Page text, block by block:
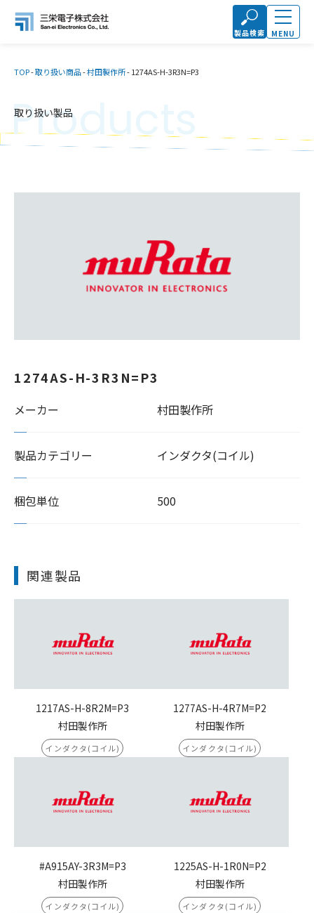
製品検索 MENU
TOP-取り扱い商品-村田製作所-1274AS-H-3R3N=P3
取り扱い製品
Products
1274AS-H-3R3N=P3
メーカー 村田製作所
製品カテゴリー インダクタ(コイル)
梱包単位 500
関連製品
1217AS-H-8R2M=P3
村田製作所
インダクタ(コイル)
1277AS-H-4R7M=P2
村田製作所
インダクタ(コイル)
#A915AY-3R3M=P3
村田製作所
インダクタ(コイル)
1225AS-H-1R0N=P2
村田製作所
インダクタ(コイル)